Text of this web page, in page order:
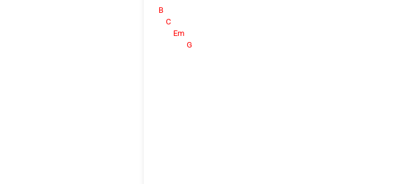
B
C
Em
G